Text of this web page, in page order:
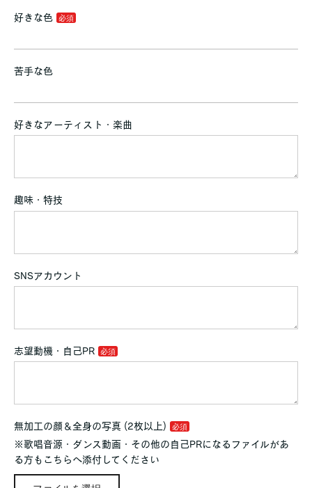
好きな色
苦手な色
好きなアーティスト・楽曲
趣味・特技
SNSアカウント
志望動機・自己PR
無加工の顔＆全身の写真 (2枚以上)
※歌唱音源・ダンス動画・その他の自己PRになるファイルがあ
る方もこちらへ添付してください